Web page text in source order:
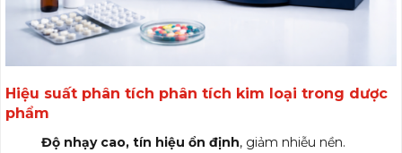
Hiệu suất phân tích phân tích kim loại trong dược
phẩm
Độ nhạy cao, tín hiệu ổn định, giảm nhiễu nền.